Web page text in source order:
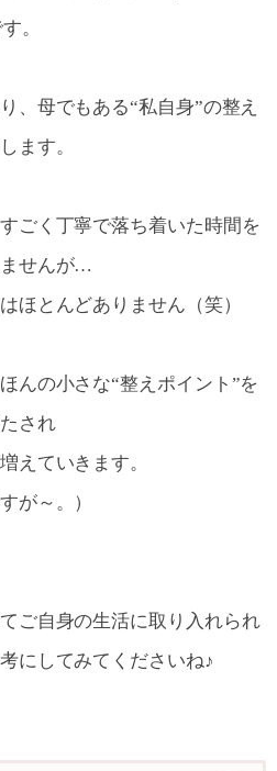
。
、母でもある“私自身”の整え
ます。
ごく丁寧で落ち着いた時間を
せんが…
ほとんどありません（笑）
んの小さな“整えポイント”を
され
えていきます。
が～。）
ご自身の生活に取り入れられ
にしてみてくださいね♪